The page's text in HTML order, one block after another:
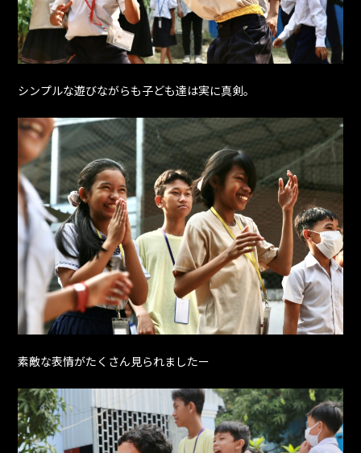
シンプルな遊びながらも子ども達は実に真剣。
素敵な表情がたくさん見られましたー